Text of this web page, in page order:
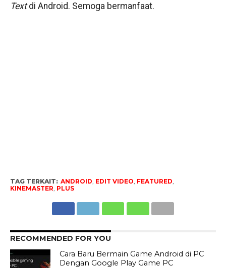
Textdi Android. Semoga bermanfaat.
TAG TERKAIT: ANDROID EDIT VIDEO FEATURED
KINEMASTER PLUS
RECOMMENDED FOR YOU
Cara Baru Bermain Game Android di PC
Dengan Google Play Game PC